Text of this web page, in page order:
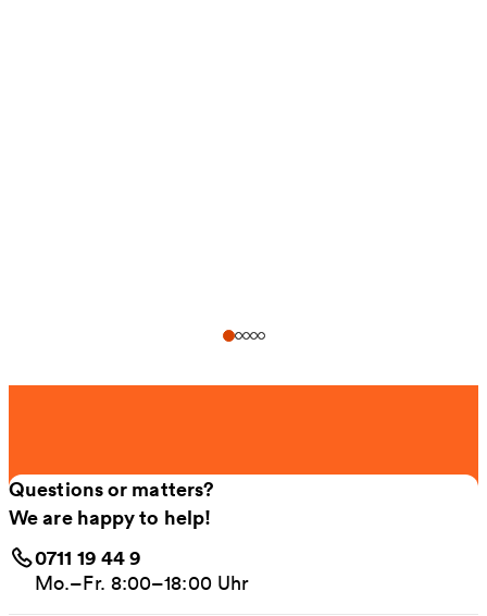
Questions or matters?
We are happy to help!
0711 19 44 9
Mo.–Fr. 8:00–18:00 Uhr